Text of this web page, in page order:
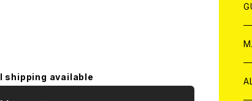
shipping available